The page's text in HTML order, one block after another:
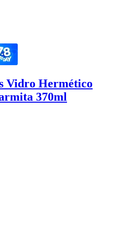
Vidro Hermético
370ml